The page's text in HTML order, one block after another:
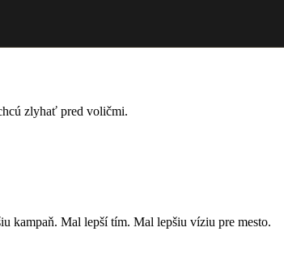
zlyhať pred voličmi.
kampaň. Mal lepší tím. Mal lepšiu víziu pre mesto.